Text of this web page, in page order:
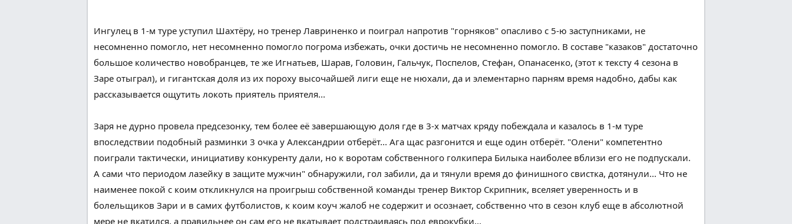
Ингулец в 1-м туре уступил Шахтёру, но тренер Лавриненко и поиграл напротив "горняков" опасливо с 5-ю заступниками, не
несомненно помогло, нет несомненно помогло погрома избежать, очки достичь не несомненно помогло. В составе "казаков" достаточно
большое количество новобранцев, те же Игнатьев, Шарав, Головин, Гальчук, Поспелов, Стефан, Опанасенко, (этот к тексту 4 сезона в
Заре отыграл), и гигантская доля из их пороху высочайшей лиги еще не нюхали, да и элементарно парням время надобно, дабы как
рассказывается ощутить локоть приятель приятеля...
Заря не дурно провела предсезонку, тем более её завершающую доля где в 3-х матчах кряду побеждала и казалось в 1-м туре
впоследствии подобный разминки 3 очка у Александрии отберёт... Ага щас разгонится и еще один отберёт. "Олени" компетентно
поиграли тактически, инициативу конкуренту дали, но к воротам собственного голкипера Билыка наиболее вблизи его не подпускали.
А сами что периодом лазейку в защите мужчин" обнаружили, гол забили, да и тянули время до финишного свистка, дотянули... Что не
наименее покой с коим откликнулся на проигрыш собственной команды тренер Виктор Скрипник, вселяет уверенность и в
болельщиков Зари и в самих футболистов, к коим коуч жалоб не содержит и осознает, собственно что в сезон клуб еще в абсолютной
мере не вкатился, а правильнее он сам его не вкатывает подстраиваясь под еврокубки...